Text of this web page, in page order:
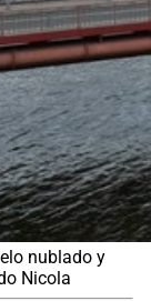
nublado y
Nicola